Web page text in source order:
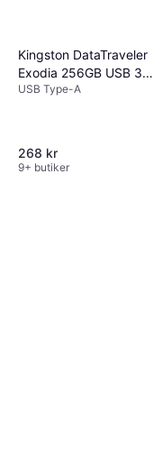
Kingston DataTraveler
Exodia 256GB USB 3.2
Gen 1
USB Type-A
268 kr
9+ butiker